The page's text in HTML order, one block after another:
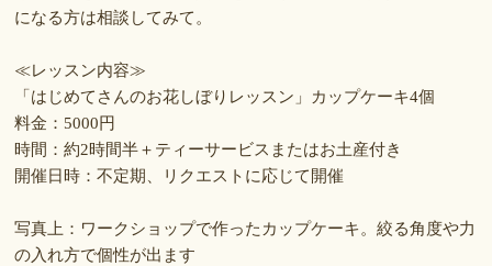
になる方は相談してみて。
≪レッスン内容≫
「はじめてさんのお花しぼりレッスン」カップケーキ4個
料金：5000円
時間：約2時間半＋ティーサービスまたはお土産付き
開催日時：不定期、リクエストに応じて開催
写真上：ワークショップで作ったカップケーキ。絞る角度や力
の入れ方で個性が出ます